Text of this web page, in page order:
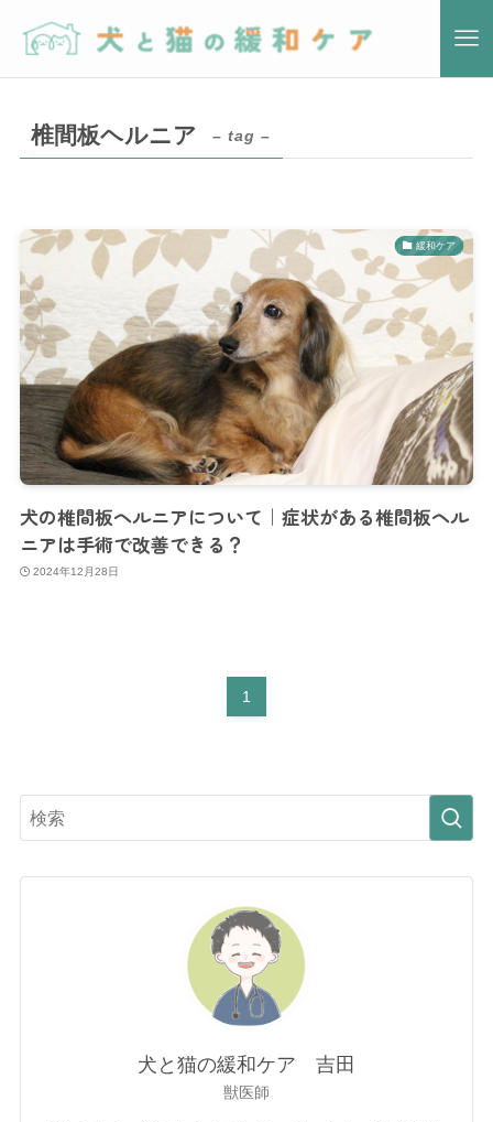
椎間板ヘルニア – tag –
緩和ケア
犬の椎間板ヘルニアについて｜症状がある椎間板ヘル
ニアは手術で改善できる？
2024年12月28日
1
犬と猫の緩和ケア 吉田
獣医師